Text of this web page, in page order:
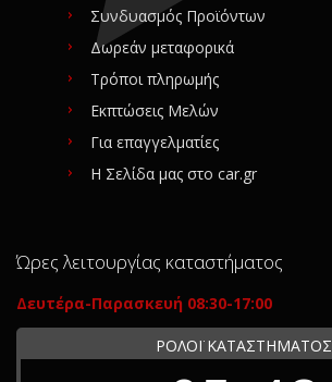
Συνδυασμός Προϊόντων
Δωρεάν μεταφορικά
Τρόποι πληρωμής
Εκπτώσεις Μελών
Για επαγγελματίες
Η Σελίδα μας στο car.gr
Ώρες λειτουργίας καταστήματος
Δευτέρα-Παρασκευή 08:30-17:00
ΡΟΛΟΪ ΚΑΤΑΣΤΗΜΑΤΟΣ